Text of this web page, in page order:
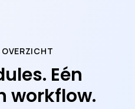
Eén
workflow.